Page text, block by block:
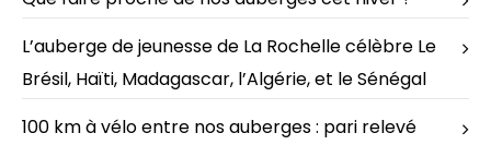
L’auberge de jeunesse de La Rochelle célèbre Le
Brésil, Haïti, Madagascar, l’Algérie, et le Sénégal
100 km à vélo entre nos auberges : pari relevé